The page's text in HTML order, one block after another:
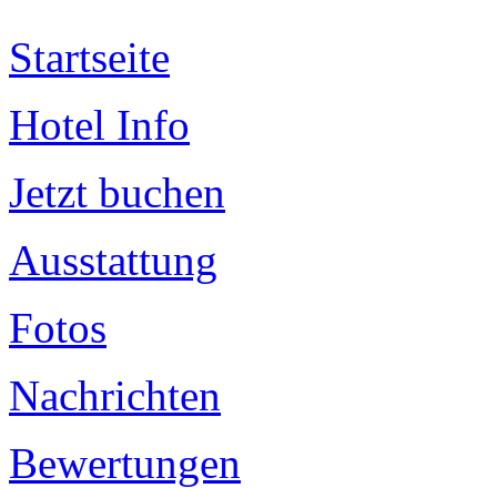
Startseite
Hotel Info
Jetzt buchen
Ausstattung
Fotos
Nachrichten
Bewertungen